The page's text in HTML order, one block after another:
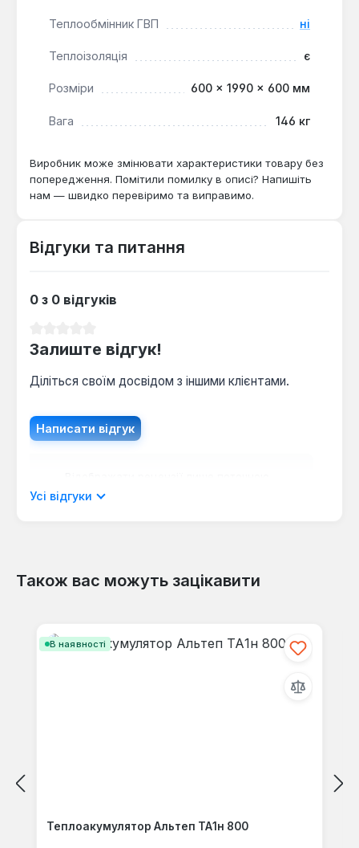
гарячого водопостачання, де необхідно ефективно
Вона підходить для використання в приватних
будинках, комерційних об'єктах та інших місцях,
теплом.
Теплообмінник ГВП ні
Теплоізоляція є
Розміри 600 × 1990 × 600 мм
Вага 146 кг
Виробник може змінювати характеристики товару без
попередження. Помітили помилку в описі? Напишіть
нам — швидко перевіримо та виправимо.
Відгуки та питання
0 з 0 відгуків
Залиште відгук!
Діліться своїм досвідом з іншими клієнтами.
Написати відгук
мовою.
Відгуків не знайдено. Поділіться
Усі відгуки
Також вас можуть зацікавити
В наявності
Теплоакумулятор Альтеп ТА1н 800